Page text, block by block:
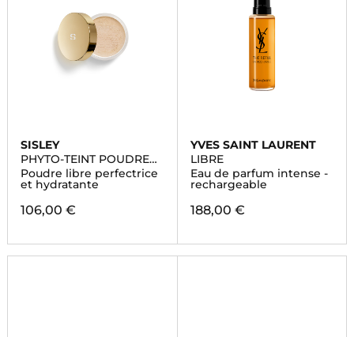
SISLEY
PHYTO-TEINT POUDRE
LIBRE
Poudre libre perfectrice
et hydratante
106,00 €
YVES SAINT LAURENT
LIBRE
Eau de parfum intense -
rechargeable
188,00 €